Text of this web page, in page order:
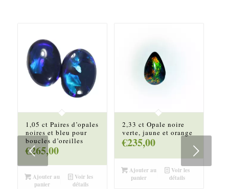
1,05 ct Paires d’opales
noires et bleu pour
boucles d’oreilles
€265,00
Ajouter au
panier
Voir les
détails
2,33 ct Opale noire
verte, jaune et orange
€235,00
Ajouter au
panier
Voir les
détails
Suivant